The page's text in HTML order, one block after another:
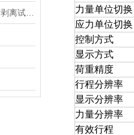
力量单位切换
应力单位切换
控制方式
显示方式
荷重精度
行程分辨率
显示分辨率
力量分辨率
有效行程